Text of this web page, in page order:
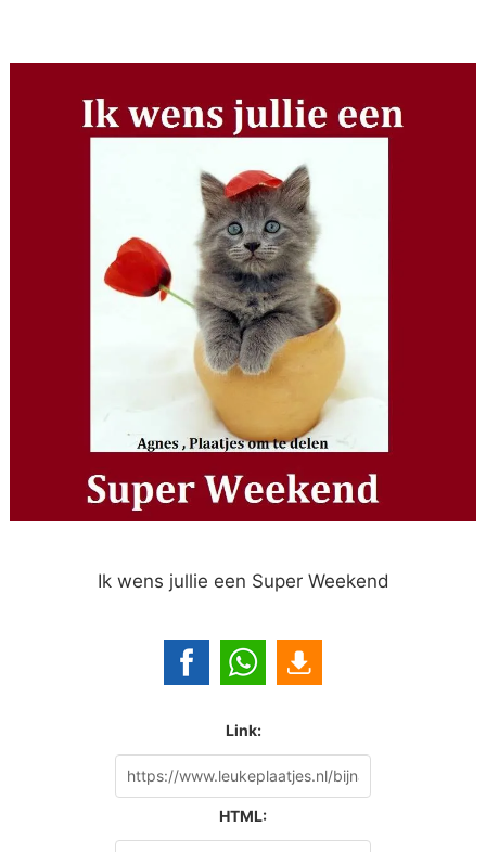
Ik wens jullie een Super Weekend
Link:
HTML: